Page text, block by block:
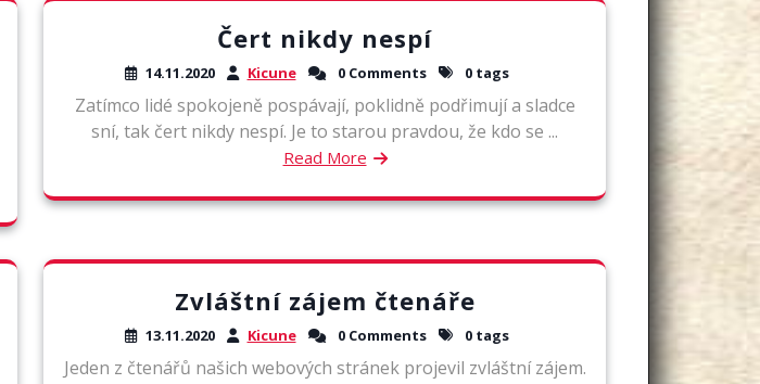
Čert nikdy nespí
14.11.2020 Kicune 0 Comments 0 tags
Zatímco lidé spokojeně pospávají, poklidně podřimují a sladce
sní, tak čert nikdy nespí. Je to starou pravdou, že kdo se ...
Read More
Zvláštní zájem čtenáře
13.11.2020 Kicune 0 Comments 0 tags
Jeden z čtenářů našich webových stránek projevil zvláštní zájem.